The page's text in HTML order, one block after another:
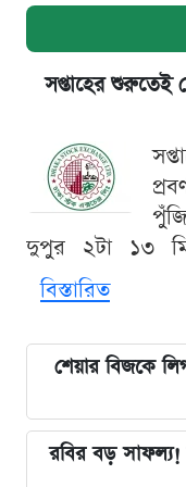
সপ্তাহের শুরুতেই
দুপুর ২টা ১৩
বিস্তারিত
শেয়ার বিজকে
রবির বড়